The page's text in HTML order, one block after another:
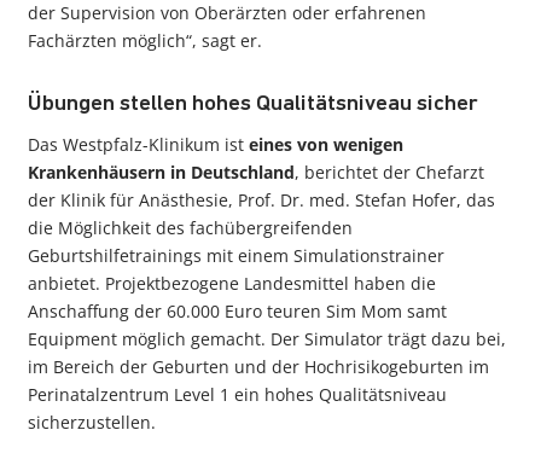
der Supervision von Oberärzten oder erfahrenen
Fachärzten möglich“, sagt er.
Übungen stellen hohes Qualitätsniveau sicher
Das Westpfalz-Klinikum ist eines von wenigen
Krankenhäusern in Deutschland, berichtet der Chefarzt
der Klinik für Anästhesie, Prof. Dr. med. Stefan Hofer, das
die Möglichkeit des fachübergreifenden
Geburtshilfetrainings mit einem Simulationstrainer
anbietet. Projektbezogene Landesmittel haben die
Anschaffung der 60.000 Euro teuren Sim Mom samt
Equipment möglich gemacht. Der Simulator trägt dazu bei,
im Bereich der Geburten und der Hochrisikogeburten im
Perinatalzentrum Level 1 ein hohes Qualitätsniveau
sicherzustellen.